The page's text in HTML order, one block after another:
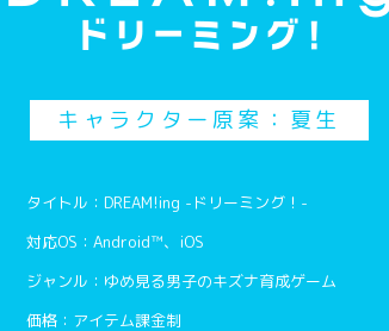
キャラクター原案：夏生
タイトル：DREAM!ing -ドリーミング！-
対応OS：Android™、iOS
ジャンル：ゆめ見る男子のキズナ育成ゲーム
価格：アイテム課金制